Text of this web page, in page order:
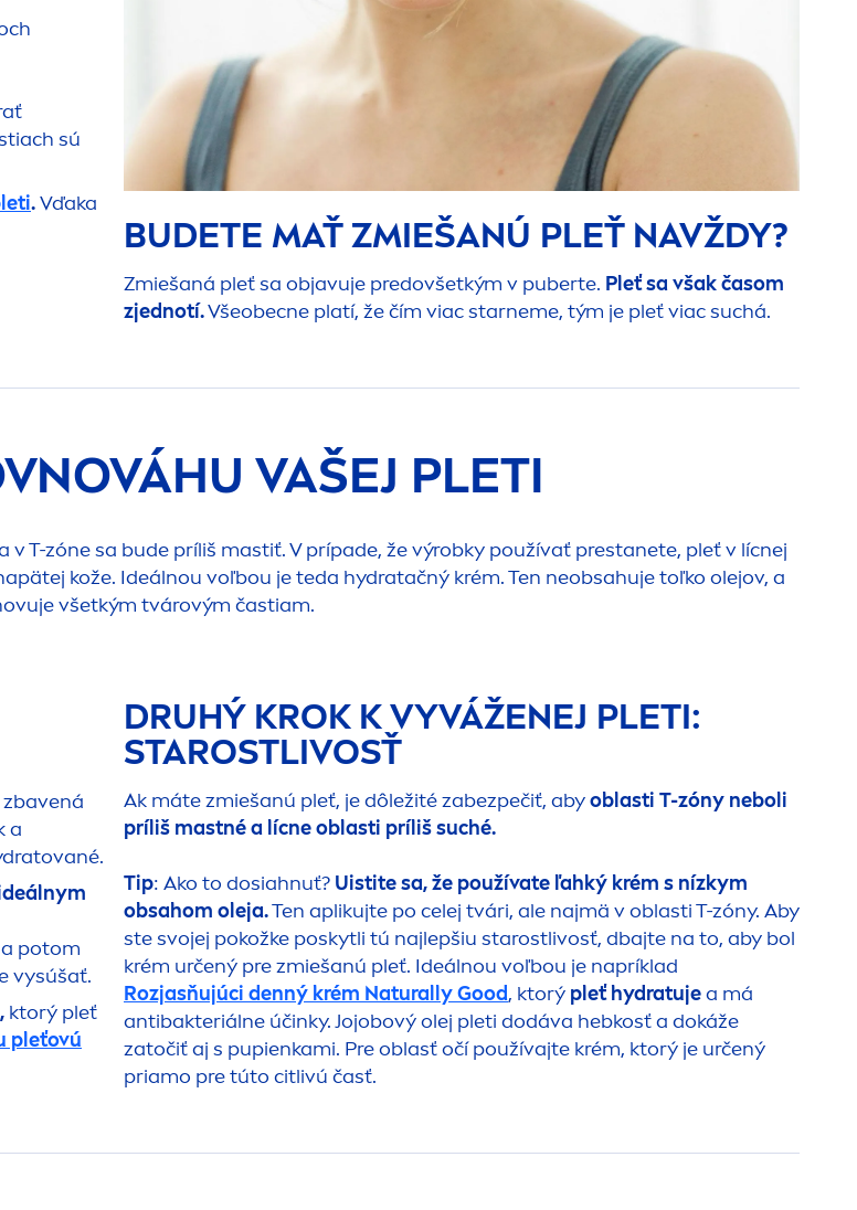
sú
.Vďaka
BUDETE MAŤ ZMIEŠANÚ PLEŤ NAVŽDY?
Zmiešaná pleť sa objavuje predovšetkým v puberte. Pleť sa však časom
zjednotí.Všeobecne platí, že čím viac starneme, tým je pleť viac suchá.
VAŠEJ PLETI
T-zóne sa bude príliš mastiť. V prípade, že výrobky používať prestanete, pleť v lícnej
kože. Ideálnou voľbou je teda hydratačný krém. Ten neobsahuje toľko olejov, a
všetkým tvárovým častiam.
a
tované.
potom
vysúšať.
, ktorý pleť
pleťovú
DRUHÝ KROK K VYVÁŽENEJ PLETI:
STAROSTLIVOSŤ
Ak máte zmiešanú pleť, je dôležité zabezpečiť, abyoblasti T-zóny neboli
príliš mastné a lícne oblasti príliš suché.
Tip: Ako to dosiahnuť? Uistite sa, že používate ľahký krém s nízkym
obsahom oleja.Ten aplikujte po celej tvári, ale najmä v oblasti T-zóny. Aby
ste svojej pokožke poskytli tú najlepšiu starostlivosť, dbajte na to, aby bol
krém určený pre zmiešanú pleť. Ideálnou voľbou je napríklad
Rozjasňujúci denný krém NaturallyGood, ktorý pleťhydratujea má
antibakteriálne účinky. Jojobový olej pleti dodáva hebkosť a dokáže
zatočiť aj s pupienkami. Pre oblasť očí používajte krém, ktorý je určený
priamo pre túto citlivú časť.